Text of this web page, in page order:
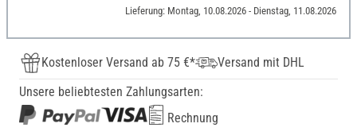
Lieferung: Montag, 10.08.2026 - Dienstag, 11.08.2026
Kostenloser Versand ab 75 €*
Versand mit DHL
Unsere beliebtesten Zahlungsarten:
Rechnung